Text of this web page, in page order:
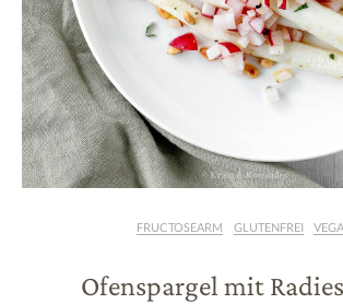
FRUCTOSEARM GLUTENFREI
Ofenspargel mit